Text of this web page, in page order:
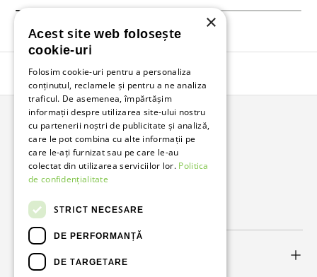
Înapoi în sus
Bunzl Romania
Soluții complete pentru afacerea ta.
FacebookLinkedIn
Link-uri utile
×
Acest site web folosește
cookie-uri
Folosim cookie-uri pentru a personaliza
conținutul, reclamele și pentru a ne analiza
traficul. De asemenea, împărtășim
informații despre utilizarea site-ului nostru
cu partenerii noștri de publicitate și analiză,
care le pot combina cu alte informații pe
care le-ați furnizat sau pe care le-au
colectat din utilizarea serviciilor lor. Politica
de confidențialitate
STRICT NECESARE
DE PERFORMANȚĂ
DE TARGETARE